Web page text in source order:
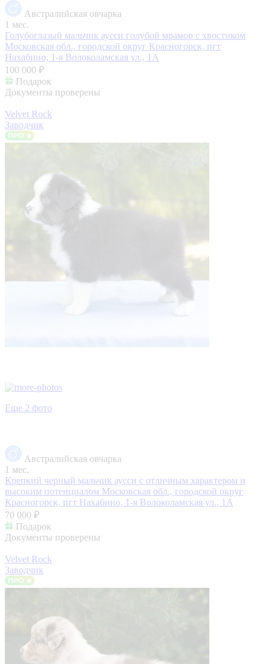
Австралийская овчарка
1 мес.
Голубоглазый мальчик аусси голубой мрамор с хвостиком
Московская обл., городской округ Красногорск, пгт
Нахабино, 1-я Волоколамская ул., 1А
100 000 ₽
Подарок
Документы проверены
Velvet Rock
Заводчик
Еще 2 фото
Австралийская овчарка
1 мес.
Крепкий черный мальчик аусси с отличным характером и
высоким потенциалом Московская обл., городской округ
Красногорск, пгт Нахабино, 1-я Волоколамская ул., 1А
70 000 ₽
Подарок
Документы проверены
Velvet Rock
Заводчик